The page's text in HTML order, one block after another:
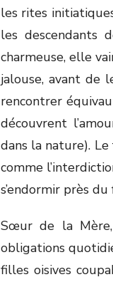
les rites
les descendants
charmeuse, elle
jalouse, avant de
rencontrer
découvrent
dans la nature).
comme
s’endormir près
Sœur de la Mère,
obligations
filles oisives